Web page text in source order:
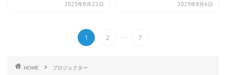
2025年8月22日 2025年8月6日
1 2 ... 7
HOME プロジェクター